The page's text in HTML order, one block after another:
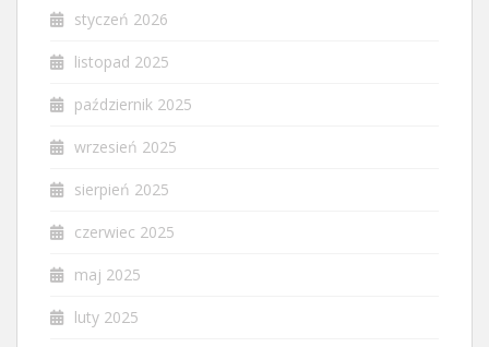
styczeń 2026
listopad 2025
październik 2025
wrzesień 2025
sierpień 2025
czerwiec 2025
maj 2025
luty 2025